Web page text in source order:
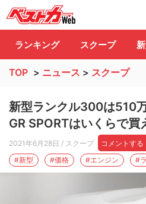
自動車情報誌
ランキング スクープ
TOP > ニュース > スクープ
新型ランクル300は510
GR SPORTはいくらで買
2021年6月28日 / スクープ コメントする
#新型
#価格 #エンジン #